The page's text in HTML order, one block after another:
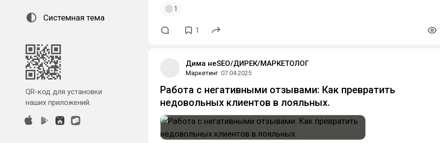
Системная тема
QR-код для установки
наших приложений.
1
1
Дима неSEO/ДИРЕК/МАРКЕТОЛОГ
Маркетинг 07.04.2025
Работа с негативными отзывами: Как превратить
недовольных клиентов в лояльных.